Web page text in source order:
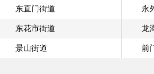
东直门街道 永
东花市街道 龙
景山街道 前